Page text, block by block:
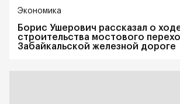
Экономика
Борис Ушерович рассказал о
строительства мостового
Забайкальской железной дороге